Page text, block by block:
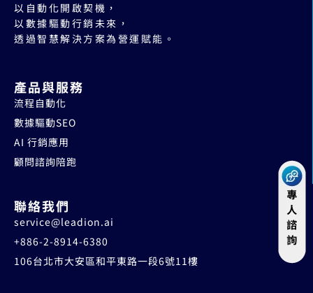
以自動化開啟契機，
以數據驅動行銷未來，
透過智慧解決方案為營運賦能。
產品與服務
流程自動化
數據驅動SEO
AI 行銷應用
顧問諮詢陪跑
聯絡我們
service@leadion.ai
+886-2-8914-6380
106台北市大安區和平東路一段6號11樓